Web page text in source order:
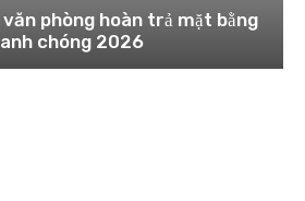
phòng hoàn trả mặt bằng
chóng 2026